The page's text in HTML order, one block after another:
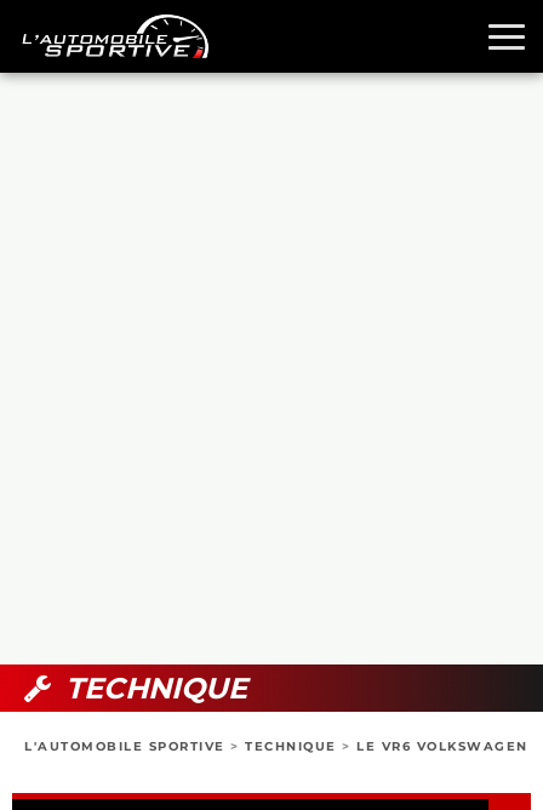
BOUTIQUE
TECHNIQUE
L'AUTOMOBILE SPORTIVE > TECHNIQUE > LE VR6 VOLKSWAGEN